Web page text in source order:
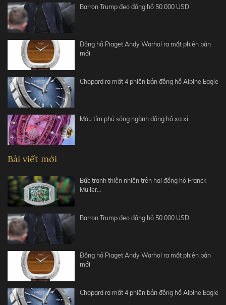
Barron Trump đeo đồng hồ 50.000 USD
Đồng hồ Piaget Andy Warhol ra mắt phiên bản
mới
Chopard ra mắt 4 phiên bản đồng hồ Alpine Eagle
Màu tím phủ sóng ngành đồng hồ xa xỉ
Bài viết mới
Bức tranh thiên nhiên trên hai đồng hồ Franck
Muller…
Barron Trump đeo đồng hồ 50.000 USD
Đồng hồ Piaget Andy Warhol ra mắt phiên bản
mới
Chopard ra mắt 4 phiên bản đồng hồ Alpine Eagle